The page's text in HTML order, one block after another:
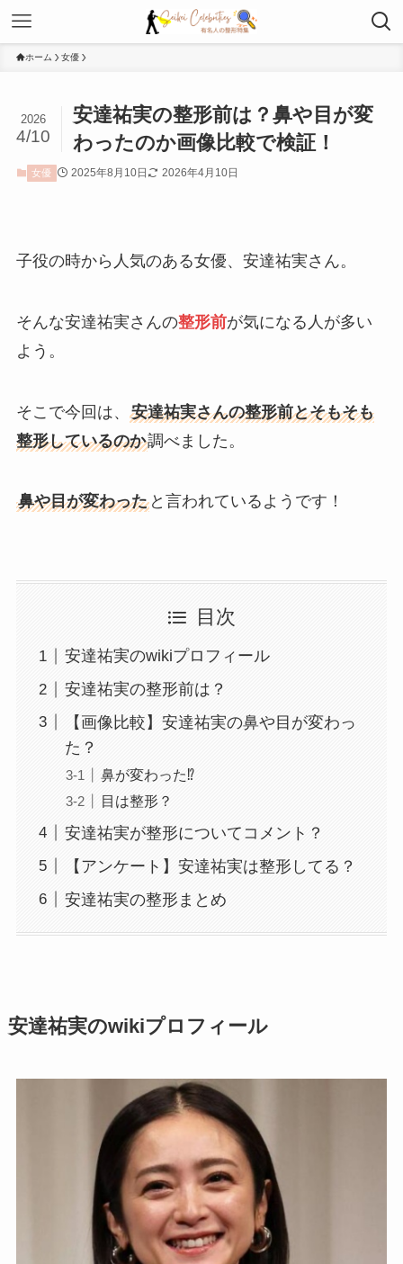
ホーム 女優
安達祐実の整形前は？鼻や目が変
わったのか画像比較で検証！
2026
4/10
女優 2025年8月10日 2026年4月10日
子役の時から人気のある女優、安達祐実さん。
そんな安達祐実さんの整形前が気になる人が多い
よう。
そこで今回は、 安達祐実さんの整形前とそもそも
整形しているのか調べました。
鼻や目が変わったと言われているようです！
目次
安達祐実のwikiプロフィール
安達祐実の整形前は？
【画像比較】安達祐実の鼻や目が変わっ
た？
鼻が変わった⁉︎
目は整形？
安達祐実が整形についてコメント？
【アンケート】安達祐実は整形してる？
安達祐実の整形まとめ
安達祐実のwikiプロフィール